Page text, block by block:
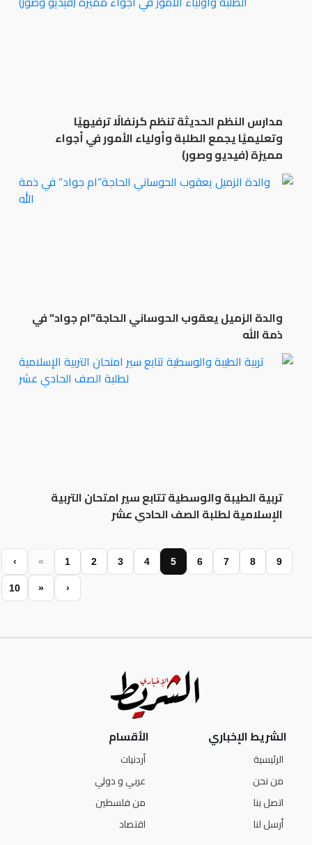
مدارس النظم الحديثة تنظم كرنفالًا ترفيهيًا
وتعليميًا يجمع الطلبة وأولياء الأمور في أجواء
مميزة (فيديو وصور)
والدة الزميل يعقوب الحوساني الحاجة”ام جواد” في
ذمة الله
تربية الطيبة والوسطية تتابع سير امتحان التربية
الإسلامية لطلبة الصف الحادي عشر
‹ « 1 2 3 4 5 6 7 8 9
10 » ›
الشريط الإخباري
الرئيسية
من نحن
اتصل بنا
أرسل لنا
الأقسام
أردنيات
عربي و دولي
من فلسطين
اقتصاد